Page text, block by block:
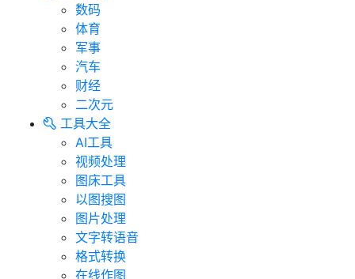
数码
体育
军事
汽车
财经
二次元
工具大全
AI工具
视频处理
图床工具
以图搜图
图片处理
文字转语音
格式转换
在线作图